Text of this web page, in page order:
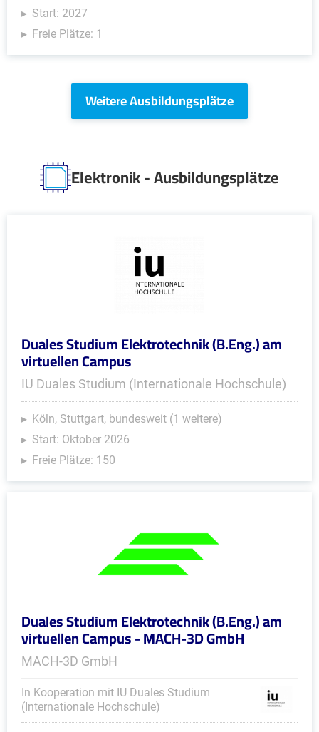
Start: 2027
Freie Plätze: 1
Weitere Ausbildungsplätze
Elektronik - Ausbildungsplätze
Duales Studium Elektrotechnik (B.Eng.) am
virtuellen Campus
IU Duales Studium (Internationale Hochschule)
Köln, Stuttgart, bundesweit (1 weitere)
Start: Oktober 2026
Freie Plätze: 150
Duales Studium Elektrotechnik (B.Eng.) am
virtuellen Campus - MACH-3D GmbH
MACH-3D GmbH
In Kooperation mit IU Duales Studium
(Internationale Hochschule)